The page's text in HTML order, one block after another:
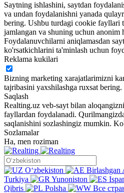
Saytning ishlashini, saytdan
va undan foydalanishni yanada
bering. Ushbu turdagi cookie fayllari
jamlangan va shuning uchun anonim
Foydalanuvchilarni aniqlamasdan
ko'rsatkichlarini ta'minlash uchun
Reklama kukilari
Bizning marketing xarajatlarimizni
tajribasini yaxshilashga ruxsat bering.
Saqlash
Realting.uz veb-sayt bilan
fayllardan foydalanadi.
saqlanishini sozlashingiz mumkin.
Sozlamalar
Ha, men roziman
Oʻzbekiston
Birlashgan
Turkiya
Yunoniston
Qibris
Polsha Все